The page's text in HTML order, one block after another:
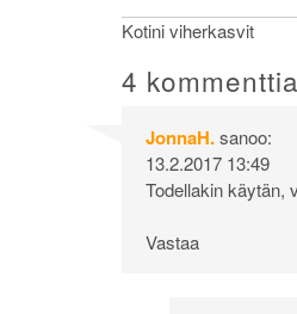
Artikkelien
selaus
Kotini viherkasvit
4
JonnaH.sanoo:
13.2.2017 13:49
Todellakin käytän,
Vastaa